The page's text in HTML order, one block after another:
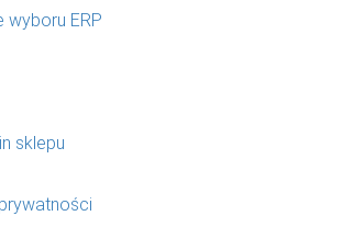
wyboru ERP
sklepu